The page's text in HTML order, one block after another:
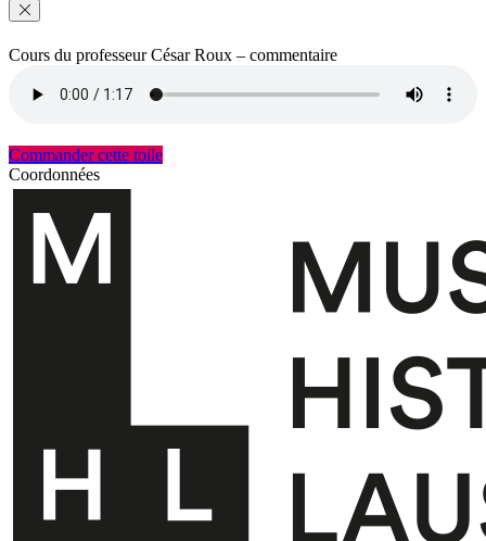
Cours du professeur César Roux – commentaire
Commander cette toile
Coordonnées